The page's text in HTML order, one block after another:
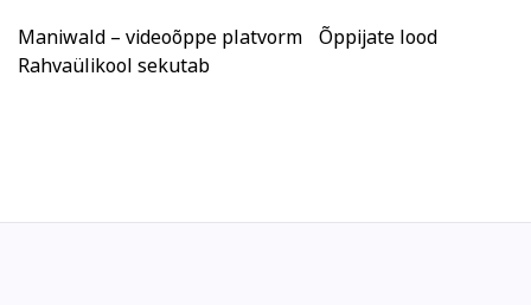
Maniwald – videoõppe platvorm Õppijate lood
Rahvaülikool sekutab